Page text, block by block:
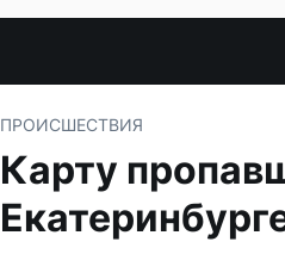
ПРОИСШЕСТВИЯ
Карту